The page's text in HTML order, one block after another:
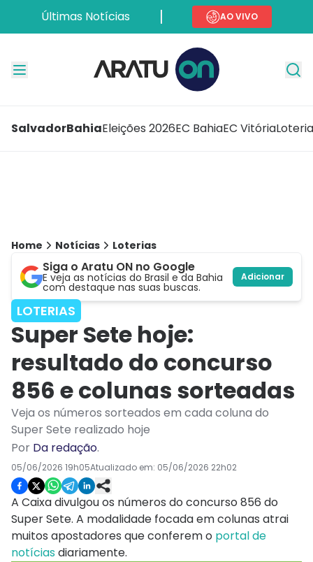
Últimas Notícias AO VIVO
SalvadorBahiaEleições 2026EC BahiaEC Vitória
Home Notícias Loterias
Siga o Aratu ON no Google
E veja as notícias do Brasil e da Bahia
com destaque nas suas buscas.
Adicionar
LOTERIAS
Super Sete hoje:
resultado do concurso
856 e colunas sorteadas
Veja os números sorteados em cada coluna do
Super Sete realizado hoje
Por Da redação.
05/06/2026 19h05Atualizado em: 05/06/2026 22h02
A Caixa divulgou os números do concurso 856 do
Super Sete. A modalidade focada em colunas atrai
muitos apostadores que conferem o portal de
notíciasdiariamente.